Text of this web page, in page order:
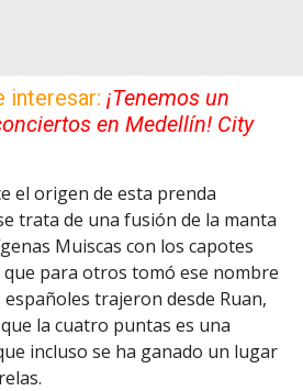
interesar: ¡Tenemos un
en Medellín! City
el origen de esta prenda
trata de una fusión de la manta
Muiscas con los capotes
para otros tomó ese nombre
trajeron desde Ruan,
la cuatro puntas es una
incluso se ha ganado un lugar